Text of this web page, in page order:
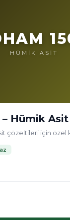
HÜMİK ASİT
– Hümik
çözeltileri için özel